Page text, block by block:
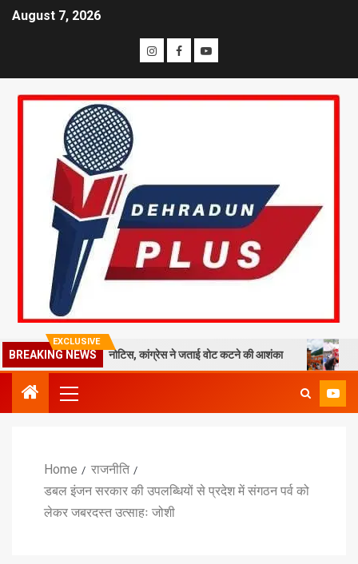
August 7, 2026
EXCLUSIVE
BREAKING NEWS
को नोटिस, कांग्रेस ने जताई वोट कटने की आशंका धराली आपदा
Home
राजनीति
डबल इंजन सरकार की उपलब्धियों से प्रदेश में संगठन पर्व को
लेकर जबरदस्त उत्साहः जोशी